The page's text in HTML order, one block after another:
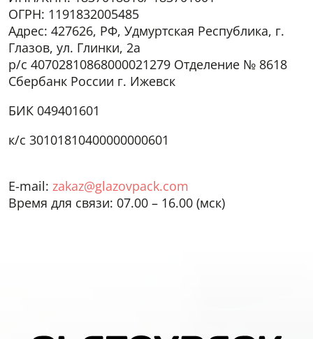
ОГРН: 1191832005485
Адрес: 427626, РФ, Удмуртская Республика, г.
Глазов, ул. Глинки, 2а
р/с 40702810868000021279 Отделение № 8618
Сбербанк России г. Ижевск
БИК 049401601
к/с 30101810400000000601
E-mail: zakaz@glazovpack.com
Время для связи: 07.00 – 16.00 (мск)